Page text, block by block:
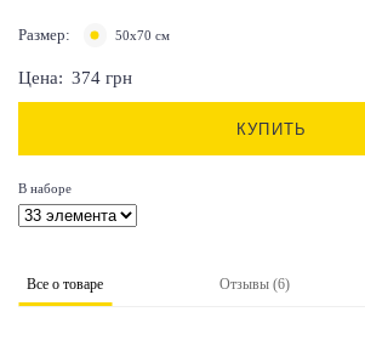
Размер: 50х70 см
Цена: 374 грн
КУПИТЬ
В наборе
Все о товаре Отзывы (6)